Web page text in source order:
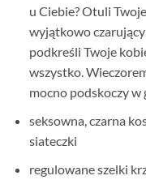
u Ciebie? Otuli
wyjątkowo
podkreśli Twoje
wszystko.
mocno podskoczy w
seksowna, czarna
siateczki
regulowane szelki